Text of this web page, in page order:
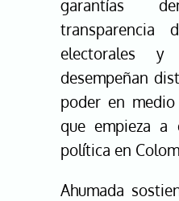
garantías
transparencia
electorales
desempeñan
poder en
que empieza a
política en
Ahumada